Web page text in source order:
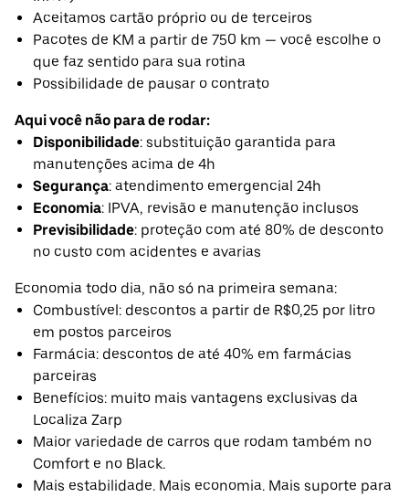
Aceitamos cartão próprio ou de terceiros
Pacotes de KM a partir de 750 km — você escolhe o
que faz sentido para sua rotina
Possibilidade de pausar o contrato
Aqui você não para de rodar:
Disponibilidade: substituição garantida para
manutenções acima de 4h
Segurança: atendimento emergencial 24h
Economia: IPVA, revisão e manutenção inclusos
Previsibilidade: proteção com até 80% de desconto
no custo com acidentes e avarias
Economia todo dia, não só na primeira semana:
Combustível: descontos a partir de R$0,25 por litro
em postos parceiros
Farmácia: descontos de até 40% em farmácias
parceiras
Benefícios: muito mais vantagens exclusivas da
Localiza Zarp
Maior variedade de carros que rodam também no
Comfort e no Black.
Mais estabilidade. Mais economia. Mais suporte para